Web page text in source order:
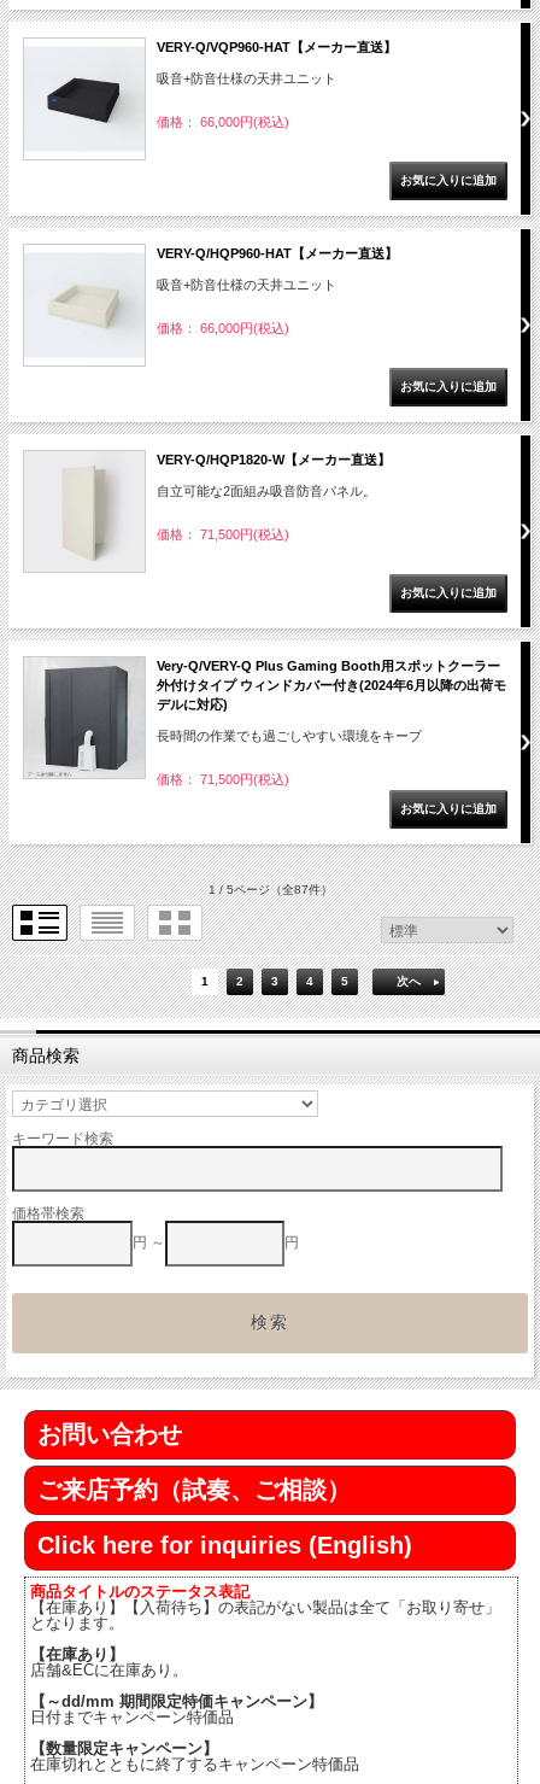
VERY-Q/VQP960-HAT【メーカー直送】
吸音+防音仕様の天井ユニット
価格： 66,000円(税込)
VERY-Q/HQP960-HAT【メーカー直送】
吸音+防音仕様の天井ユニット
価格： 66,000円(税込)
VERY-Q/HQP1820-W【メーカー直送】
自立可能な2面組み吸音防音パネル。
価格： 71,500円(税込)
Very-Q/VERY-Q Plus Gaming Booth用スポットクーラー
外付けタイプ ウィンドカバー付き(2024年6月以降の出荷モ
デルに対応)
長時間の作業でも過ごしやすい環境をキープ
価格： 71,500円(税込)
1 / 5ページ（全87件）
1 2 3 4 5 次へ
商品検索
キーワード検索
価格帯検索
円 ～
円
お問い合わせ
ご来店予約（試奏、ご相談）
Click here for inquiries (English)
商品タイトルのステータス表記
【在庫あり】【入荷待ち】の表記がない製品は全て「お取り寄せ」
となります。
【在庫あり】
店舗&ECに在庫あり。
【～dd/mm 期間限定特価キャンペーン】
日付までキャンペーン特価品
【数量限定キャンペーン】
在庫切れとともに終了するキャンペーン特価品